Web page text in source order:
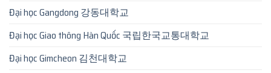
Đại học Gangdong 강동대학교
Đại học Giao thông Hàn Quốc 국립한국교통대학교
Đại học Gimcheon 김천대학교